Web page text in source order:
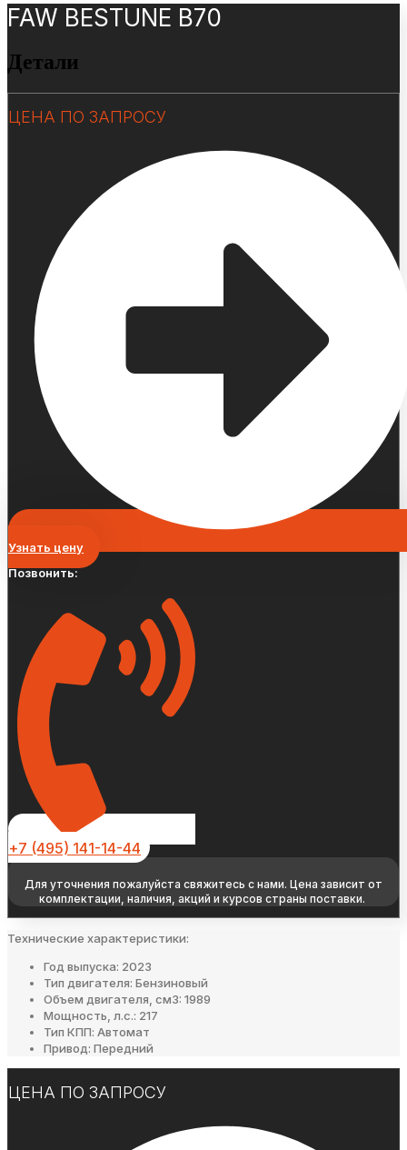
FAW BESTUNE B70
Детали
ЦЕНА ПО ЗАПРОСУ
Узнать цену
Позвонить:
+7 (495) 141-14-44
Для уточнения пожалуйста свяжитесь с нами. Цена зависит от
комплектации, наличия, акций и курсов страны поставки.
Технические характеристики:
Год выпуска: 2023
Тип двигателя: Бензиновый
Объем двигателя, см3: 1989
Мощность, л.с.: 217
Тип КПП: Автомат
Привод: Передний
ЦЕНА ПО ЗАПРОСУ